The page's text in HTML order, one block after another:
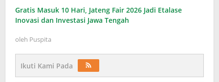
Gratis Masuk 10 Hari, Jateng Fair 2026 Jadi Etalase
Inovasi dan Investasi Jawa Tengah
oleh Puspita
Ikuti Kami Pada